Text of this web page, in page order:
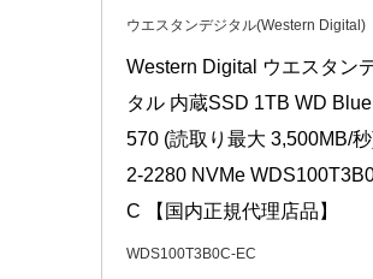
ウエスタンデジタル(Western Digital)
Western Digital ウエスタン
タル 内蔵SSD 1TB WD Blue
570 (読取り最大 3,500MB/秒
2-2280 NVMe
C 【国内正規代理店品】
WDS100T3B0C-EC